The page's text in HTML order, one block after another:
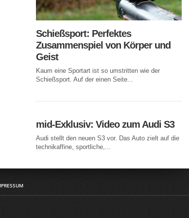
Schießsport: Perfektes
Zusammenspiel von Körper und
Geist
Kaum eine Sportart ist so umstritten wie der
Schießsport. Auf der einen Seite...
mid-Exklusiv: Video zum Audi S3
Audi stellt den neuen S3 vor. Das Auto zielt auf die
technikaffine, sportliche,...